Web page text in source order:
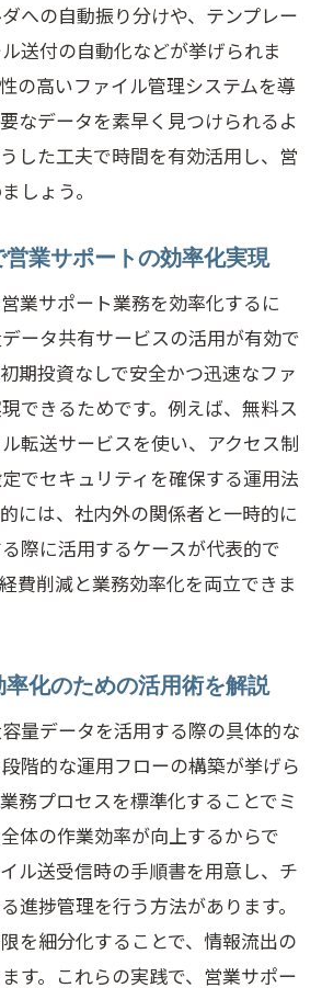
への自動振り分けや、テンプレー
送付の自動化などが挙げられま
の高いファイル管理システムを導
なデータを素早く見つけられるよ
した工夫で時間を有効活用し、営
しょう。
業サポートの効率化実現
業サポート業務を効率化するに
ータ共有サービスの活用が有効で
期投資なしで安全かつ迅速なファ
できるためです。例えば、無料ス
転送サービスを使い、アクセス制
でセキュリティを確保する運用法
には、社内外の関係者と一時的に
際に活用するケースが代表的で
費削減と業務効率化を両立できま
化のための活用術を解説
量データを活用する際の具体的な
階的な運用フローの構築が挙げら
務プロセスを標準化することでミ
体の作業効率が向上するからで
ル送受信時の手順書を用意し、チ
進捗管理を行う方法があります。
を細分化することで、情報流出の
す。これらの実践で、営業サポー